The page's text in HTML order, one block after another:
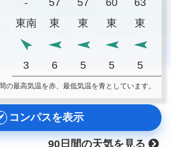
-
57 57 60 63
東南
東 東 東 東
3 6 5 5 5
最高気温を赤、最低気温を青としています。
コンパスを表示
90日間の天気を見る